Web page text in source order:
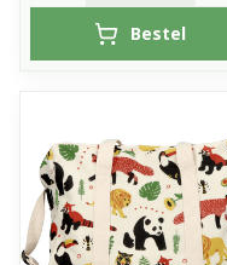
Bestel